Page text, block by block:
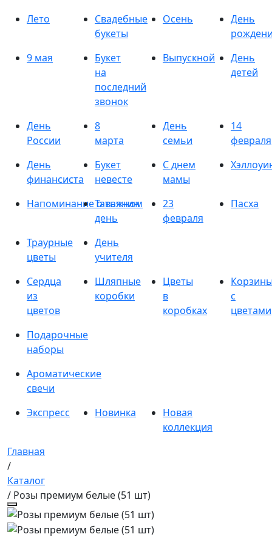
Лето
Свадебные
букеты
Осень
День
9 мая
Букет
на
последний
звонок
Выпускной
День
детей
День
России
8
марта
День
семьи
14
февраля
День
финансиста
Букет
невесте
С днем
мамы
Напоминание о важном
Татьянин
день
23
февраля
Пасха
Траурные
цветы
День
учителя
Сердца
из
цветов
Шляпные
коробки
Цветы
в
коробках
с
цветами
Подарочные
наборы
Ароматические
свечи
Экспресс
Новинка
Новая
коллекция
Главная
/
Каталог
/ Розы премиум белые (51 шт)